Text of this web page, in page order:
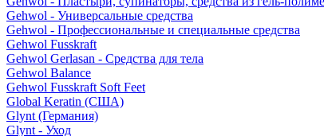
Gehwol - Универсальные средства
Gehwol - Профессиональные и специальные средства
Gehwol Fusskraft
Gehwol Gerlasan - Средства для тела
Gehwol Balance
Gehwol Fusskraft Soft Feet
Global Keratin (США)
Glynt (Германия)
Glynt - Уход